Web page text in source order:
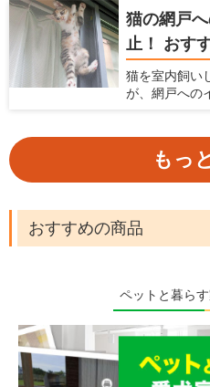
ボット掃除機
台あれば、毎
近年ロボット
メーカーから
プされていま
の選び方とお
猫の網戸
止！ おす
猫を室内飼い
が、網戸への
だけでなく
えると、網
とって早急に
止に役立つ対
る網戸を紹介
もっ
おすすめの商品
ペットと暮ら